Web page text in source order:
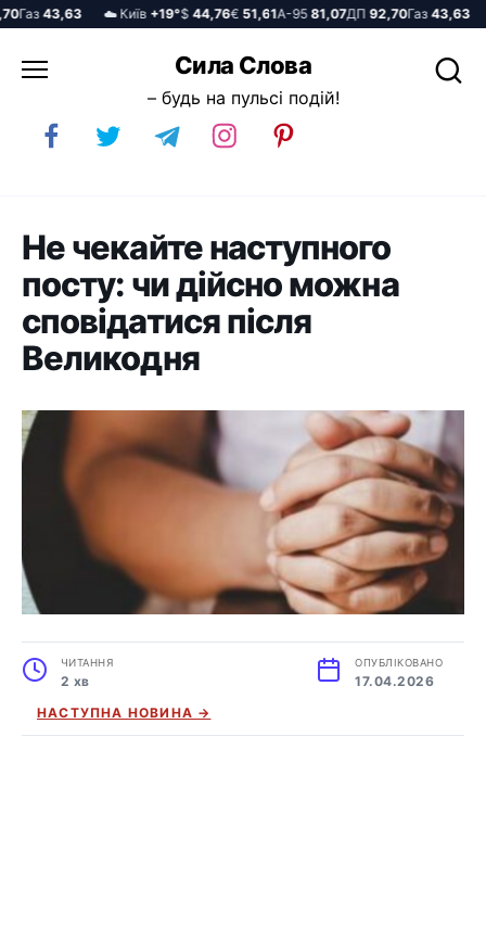
43,63 ☁️ Київ+19°$44,76€51,61А-9581,07ДП92,70Газ43,63 ☁️
до
Сила Слова
– будь на пульсі подій!
Не чекайте наступного
посту: чи дійсно можна
сповідатися після
Великодня
ЧИТАННЯ
2 хв
ОПУБЛІКОВАНО
17.04.2026
НАСТУПНА НОВИНА →